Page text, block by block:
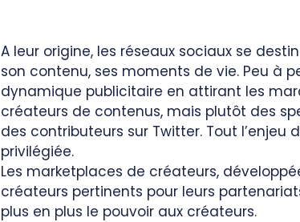
A leur origine, les réseaux sociaux se
son contenu, ses moments de vie. Peu à
dynamique publicitaire en attirant les
créateurs de contenus, mais plutôt des
des contributeurs sur Twitter. Tout
privilégiée.
Les marketplaces de créateurs,
créateurs pertinents pour leurs
plus en plus le pouvoir aux créateurs.